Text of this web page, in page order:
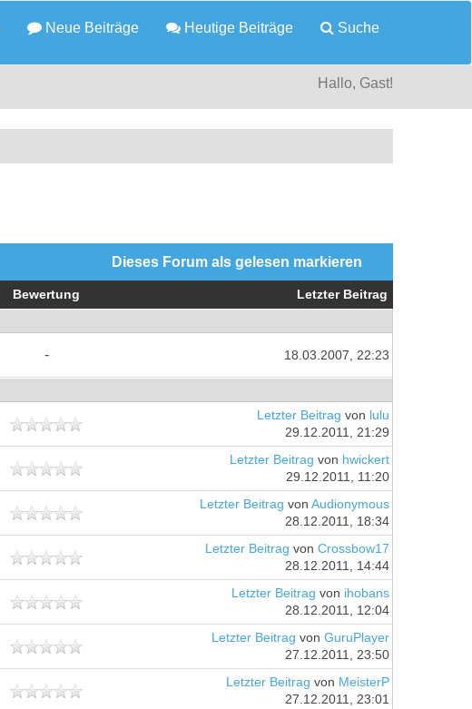
Neue Beiträge Heutige Beiträge Suche
Hallo, Gast!
Dieses Forum als gelesen markieren
Bewertung
Letzter Beitrag
- 18.03.2007, 22:23
Letzter Beitrag von lulu
29.12.2011, 21:29
Letzter Beitrag von hwickert
29.12.2011, 11:20
Letzter Beitrag von Audionymous
28.12.2011, 18:34
Letzter Beitrag von Crossbow17
28.12.2011, 14:44
Letzter Beitrag von ihobans
28.12.2011, 12:04
Letzter Beitrag von GuruPlayer
27.12.2011, 23:50
Letzter Beitrag von MeisterP
27.12.2011, 23:01